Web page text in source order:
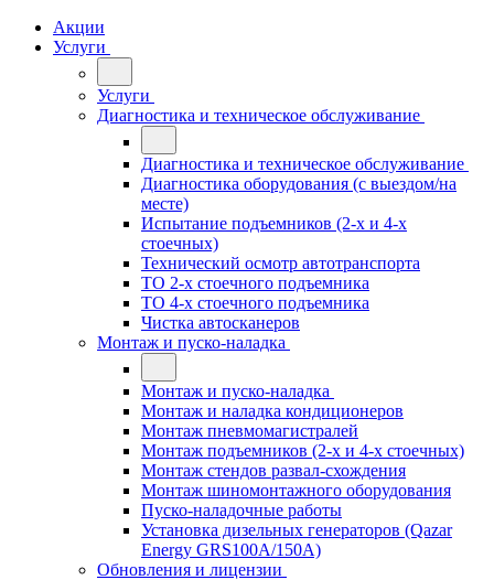
Акции
Услуги
Услуги
Диагностика и техническое обслуживание
Диагностика и техническое обслуживание
Диагностика оборудования (с выездом/на
месте)
Испытание подъемников (2-х и 4-х
стоечных)
Технический осмотр автотранспорта
ТО 2-х стоечного подъемника
ТО 4-х стоечного подъемника
Чистка автосканеров
Монтаж и пуско-наладка
Монтаж и пуско-наладка
Монтаж и наладка кондиционеров
Монтаж пневмомагистралей
Монтаж подъемников (2-х и 4-х стоечных)
Монтаж стендов развал-схождения
Монтаж шиномонтажного оборудования
Пуско-наладочные работы
Установка дизельных генераторов (Qazar
Energy GRS100A/150A)
Обновления и лицензии